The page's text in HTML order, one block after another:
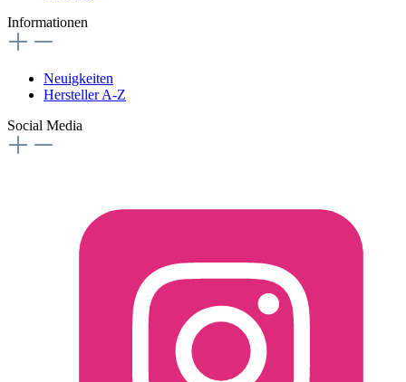
Informationen
Neuigkeiten
Hersteller A-Z
Social Media